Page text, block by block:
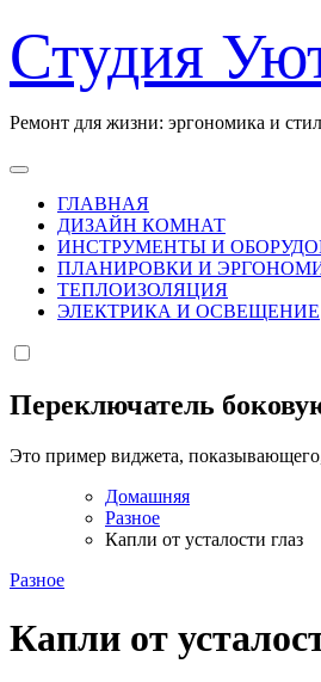
к
содержанию
Студия
Ремонт для жизни: эргономика и
ГЛАВНАЯ
ДИЗАЙН КОМНАТ
ИНСТРУМЕНТЫ И
ПЛАНИРОВКИ И
ТЕПЛОИЗОЛЯЦИЯ
ЭЛЕКТРИКА И ОСВЕЩЕНИЕ
Переключатель
Это пример виджета,
Домашняя
Разное
Капли от усталости глаз
Разное
Капли от